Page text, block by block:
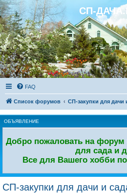
Регистрация СП-
FAQ
Список форумов СП-закупки для дачи
ОБЪЯВЛЕНИЕ
Добро пожаловать на форум
для сада и
Все для Вашего хобби
СП-закупки для дачи и